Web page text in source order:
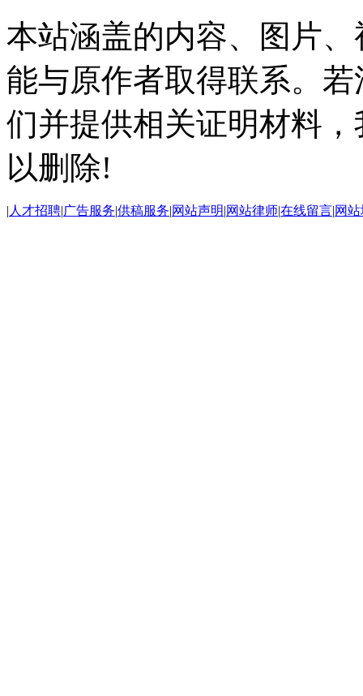
本站涵盖的内容、图片
能与原作者取得联系。
们并提供相关证明材料
以删除!
|人才招聘|广告服务|供稿服务|网站声明|网站律师|在线留言|网